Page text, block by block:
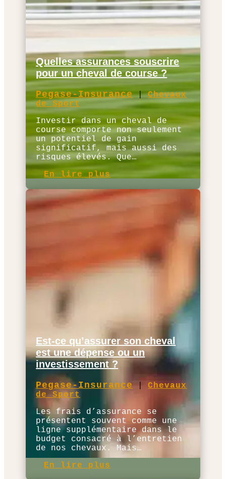
Quelles assurances souscrire
pour un cheval de course ?
Pegase-Insurance | Chevaux
de Sport
Investir dans un cheval de
course comporte non seulement
un potentiel de gain
significatif, mais aussi des
risques élevés. Que…
En lire plus
Est-ce qu’assurer son cheval
est une dépense ou un
investissement ?
Pegase-Insurance |
Chevaux
de Sport
Les frais d’assurance se
présentent souvent comme une
ligne supplémentaire dans le
budget consacré à l’entretien
de nos chevaux. Mais…
En lire plus